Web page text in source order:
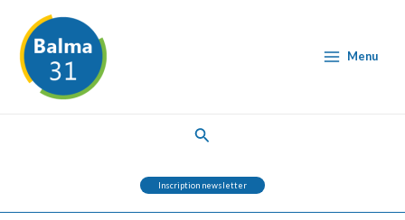
contenu
MenuMenu
Rechercher
Inscription newsletter
navigation